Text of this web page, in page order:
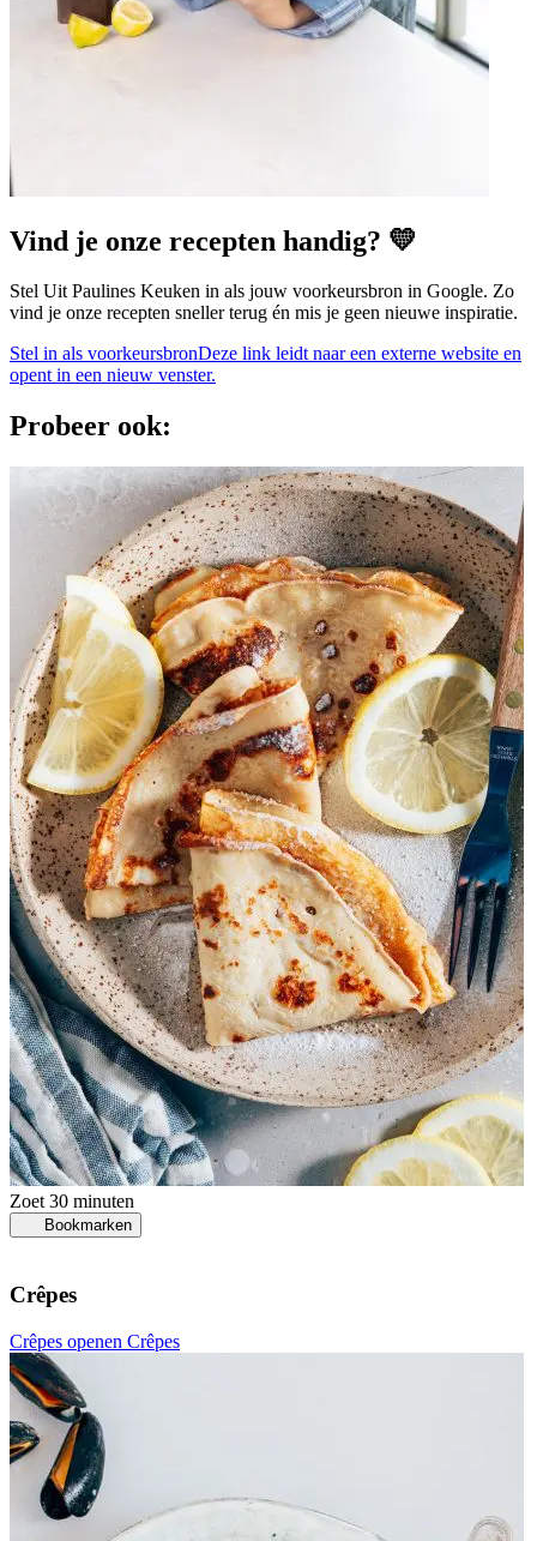
Vind je onze recepten handig? 💛
Stel Uit Paulines Keuken in als jouw voorkeursbron in Google. Zo
vind je onze recepten sneller terug én mis je geen nieuwe inspiratie.
Stel in als voorkeursbronDeze link leidt naar een externe website en
opent in een nieuw venster.
Probeer ook:
Zoet 30 minuten
Bookmarken
Crêpes
Crêpes openen Crêpes